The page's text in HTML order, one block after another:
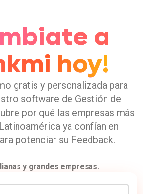
a
hoy!
gratis y personalizada para
software de Gestión de
por qué las empresas más
ya confían en
potenciar su Feedback.
y grandes empresas.